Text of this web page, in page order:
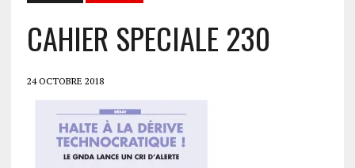
CAHIER SPECIALE 230
24 OCTOBRE 2018